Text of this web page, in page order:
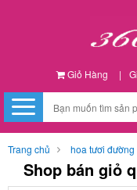
Giỏ Hàng |
Trang chủ hoa tươi đường
Shop bán giỏ